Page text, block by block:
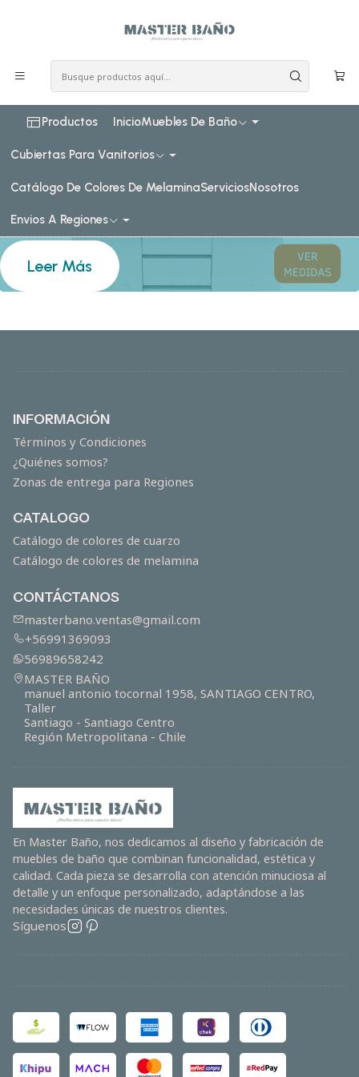
Productos InicioMuebles De Baño
Cubiertas Para Vanitorios
Catálogo De Colores De MelaminaServiciosNosotros
Envios A Regiones
Muebles Vanitorios doble
Leer Más
Leer Más
INFORMACIÓN
Términos y Condiciones
¿Quiénes somos?
Zonas de entrega para Regiones
CATALOGO
Catálogo de colores de cuarzo
Catálogo de colores de melamina
CONTÁCTANOS
masterbano.ventas@gmail.com
+56991369093
56989658242
MASTER BAÑO
manuel antonio tocornal 1958, SANTIAGO CENTRO,
Taller
Santiago - Santiago Centro
Región Metropolitana - Chile
En Master Baño, nos dedicamos al diseño y fabricación de
muebles de baño que combinan funcionalidad, estética y
calidad. Cada pieza se desarrolla con atención minuciosa al
detalle y un enfoque personalizado, adaptándose a las
necesidades únicas de nuestros clientes.
Síguenos